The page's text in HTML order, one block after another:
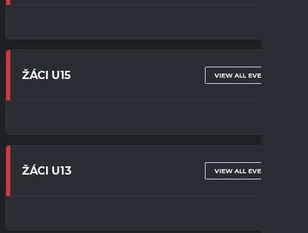
ŽÁCI U15 VIEW ALL EVENTS
ŽÁCI U13 VIEW ALL EVENTS